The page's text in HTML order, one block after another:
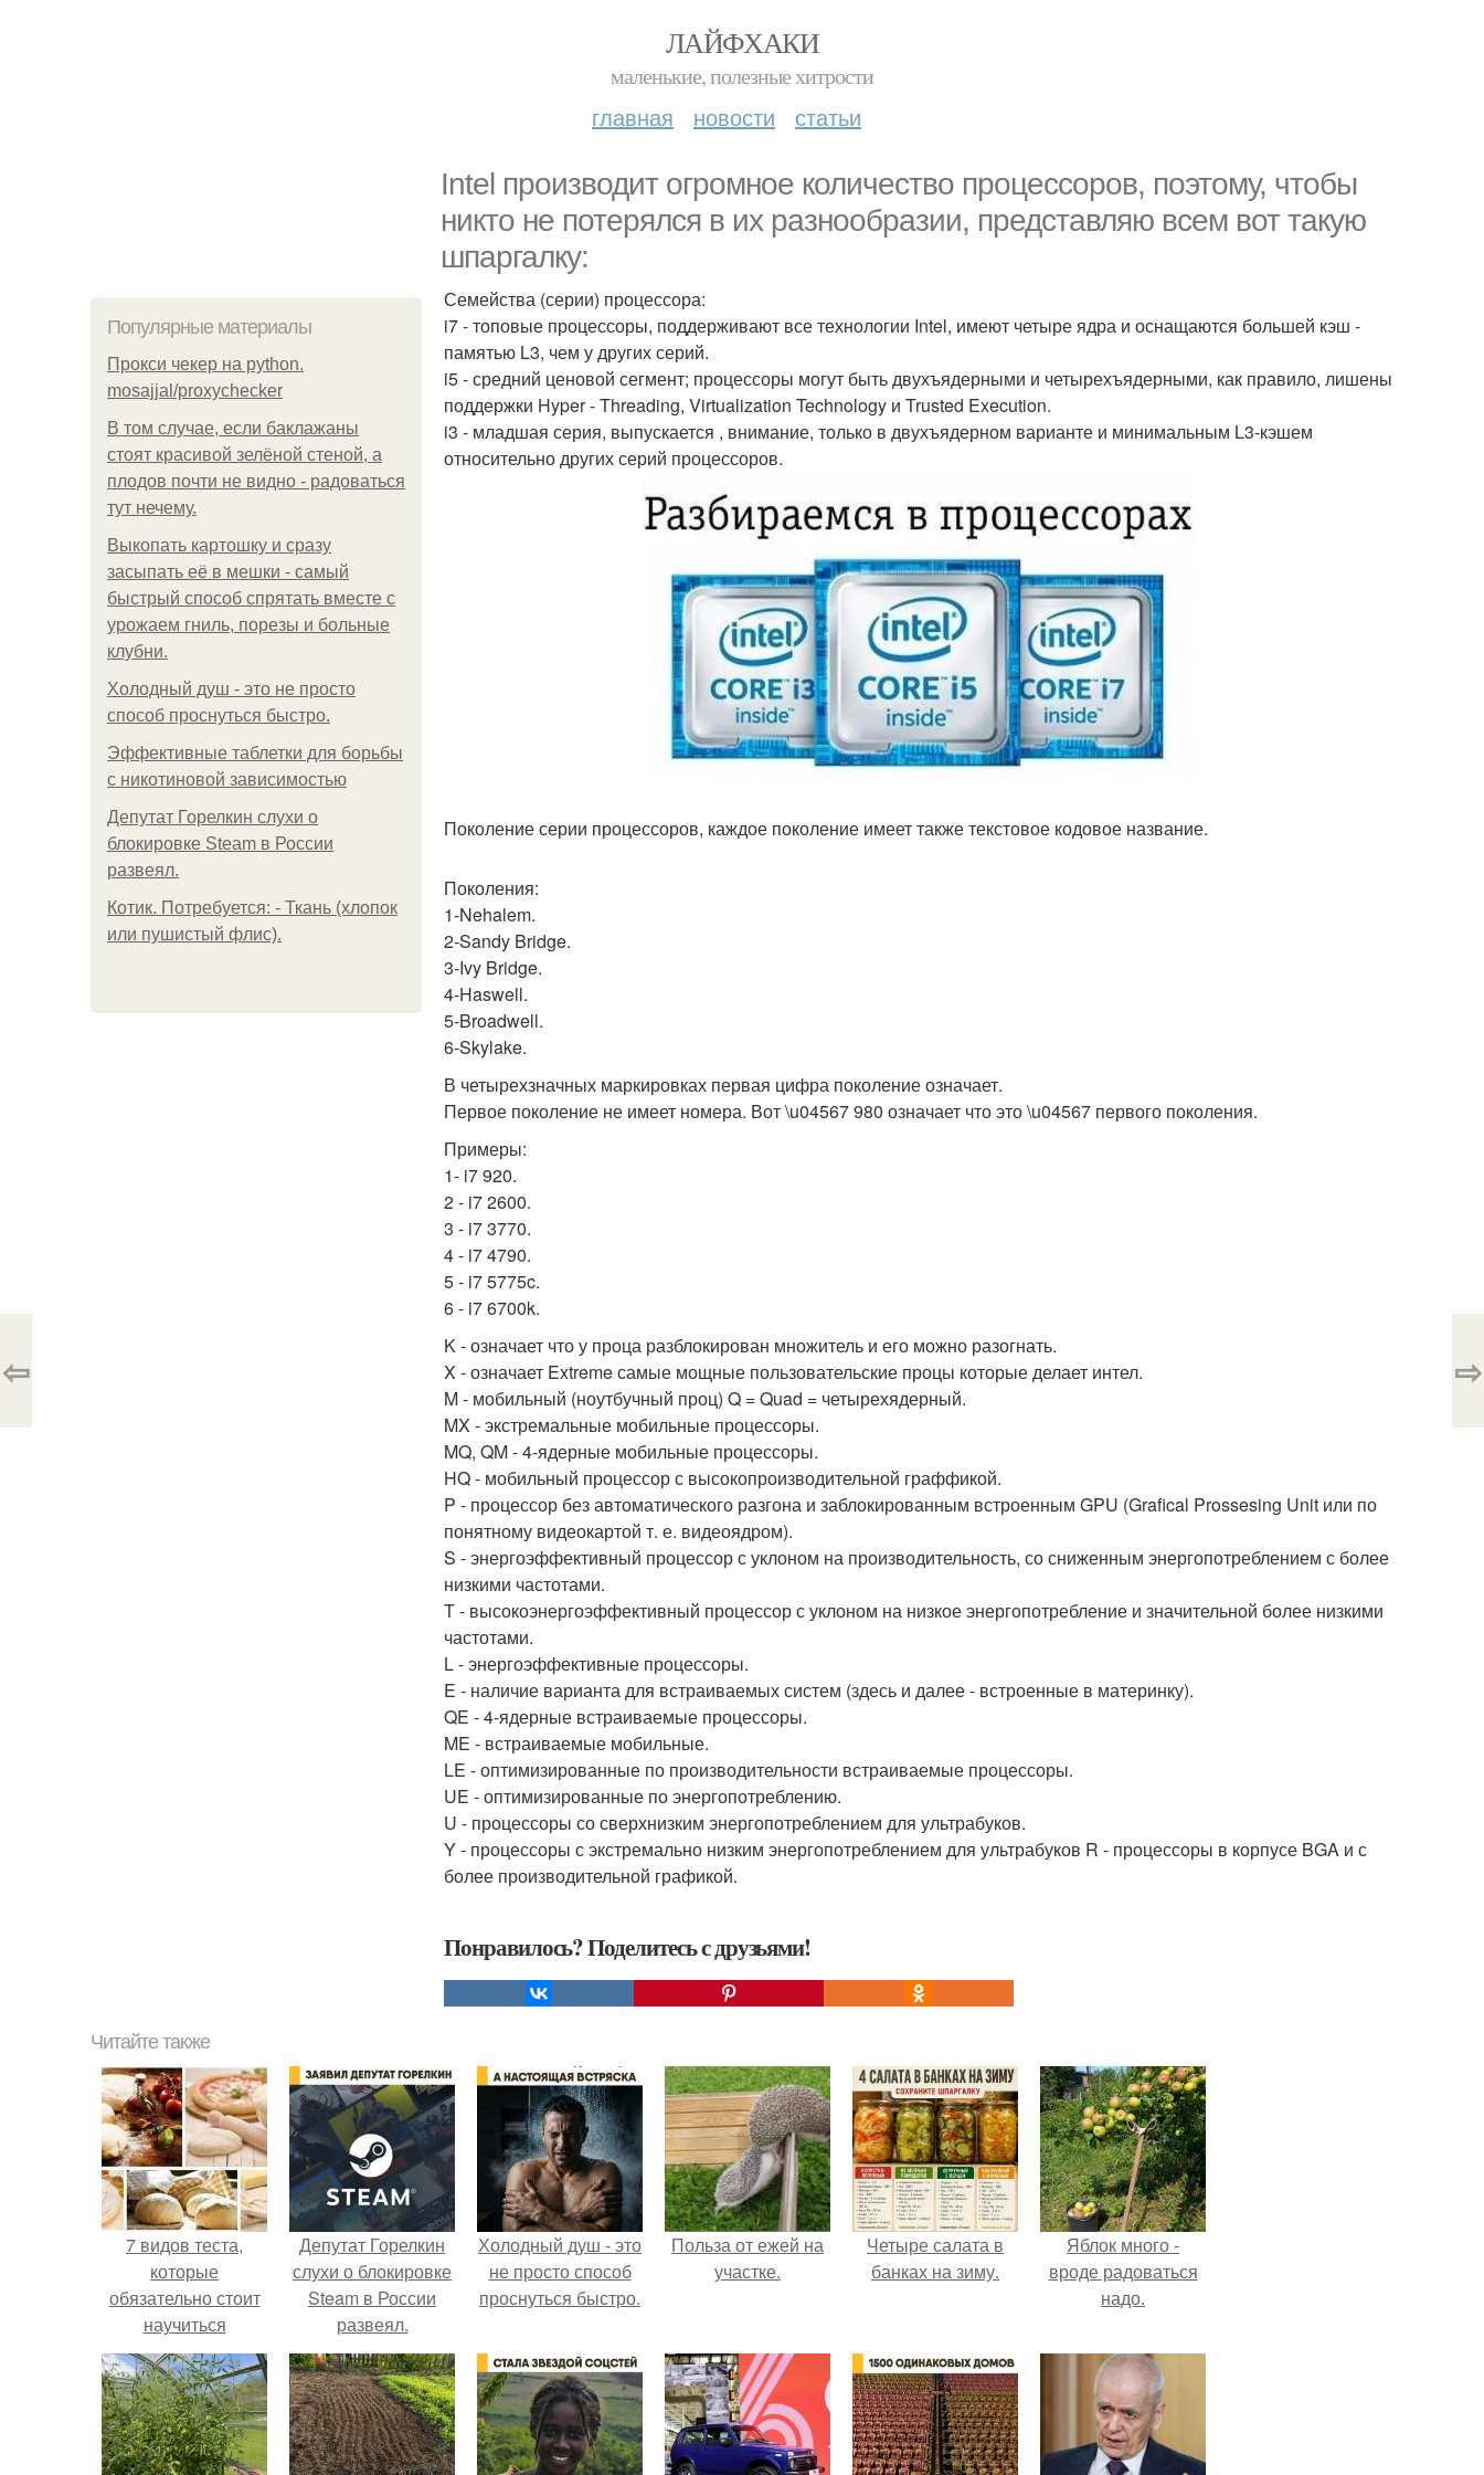
ЛАЙФХАКИ
маленькие, полезные хитрости
главная новости статьи
Intel производит огромное количество процессоров, поэтому, чтобы
никто не потерялся в их разнообразии, представляю всем вот такую
шпаргалку:
Популярные материалы
Прокси чекер на python.
mosajjal/proxychecker
В том случае, если баклажаны
стоят красивой зелёной стеной, а
плодов почти не видно - радоваться
тут нечему.
Выкопать картошку и сразу
засыпать её в мешки - самый
быстрый способ спрятать вместе с
урожаем гниль, порезы и больные
клубни.
Холодный душ - это не просто
способ проснуться быстро.
Эффективные таблетки для борьбы
с никотиновой зависимостью
Депутат Горелкин слухи о
блокировке Steam в России
развеял.
Котик. Потребуется: - Ткань (хлопок
или пушистый флис).
Семейства (серии) процессора:
i7 - топовые процессоры, поддерживают все технологии Intel, имеют четыре ядра и оснащаются большей кэш -
памятью L3, чем у других серий.
i5 - средний ценовой сегмент; процессоры могут быть двухъядерными и четырехъядерными, как правило, лишены
поддержки Hyper - Threading, Virtualization Technology и Trusted Execution.
i3 - младшая серия, выпускается , внимание, только в двухъядерном варианте и минимальным L3-кэшем
относительно других серий процессоров.
Поколение серии процессоров, каждое поколение имеет также текстовое кодовое название.
Поколения:
1-Nehalem.
2-Sandy Bridge.
3-Ivy Bridge.
4-Haswell.
5-Broadwell.
6-Skylake.
В четырехзначных маркировках первая цифра поколение означает.
Первое поколение не имеет номера. Вот \u04567 980 означает что это \u04567 первого поколения.
Примеры:
1- i7 920.
2 - i7 2600.
3 - i7 3770.
4 - i7 4790.
5 - i7 5775c.
6 - i7 6700k.
K - означает что у проца разблокирован множитель и его можно разогнать.
X - означает Extreme самые мощные пользовательские процы которые делает интел.
M - мобильный (ноутбучный проц) Q = Quad = четырехядерный.
MX - экстремальные мобильные процессоры.
MQ, QM - 4-ядерные мобильные процессоры.
HQ - мобильный процессор с высокопроизводительной граффикой.
P - процессор без автоматического разгона и заблокированным встроенным GPU (Grafical Prossesing Unit или по
понятному видеокартой т. е. видеоядром).
S - энергоэффективный процессор с уклоном на производительность, со сниженным энергопотреблением с более
низкими частотами.
T - высокоэнергоэффективный процессор с уклоном на низкое энергопотребление и значительной более низкими
частотами.
L - энергоэффективные процессоры.
E - наличие варианта для встраиваемых систем (здесь и далее - встроенные в материнку).
QE - 4-ядерные встраиваемые процессоры.
ME - встраиваемые мобильные.
LE - оптимизированные по производительности встраиваемые процессоры.
UE - оптимизированные по энергопотреблению.
U - процессоры со сверхнизким энергопотреблением для ультрабуков.
Y - процессоры с экстремально низким энергопотреблением для ультрабуков R - процессоры в корпусе BGA и с
более производительной графикой.
Понравилось? Поделитесь с друзьями!
⇦ ⇨
Читайте также
7 видов теста,
которые
обязательно стоит
научиться
готовить?
Депутат Горелкин
слухи о блокировке
Steam в России
развеял.
Холодный душ - это
не просто способ
проснуться быстро.
Польза от ежей на
участке.
Четыре салата в
банках на зиму.
Яблок много -
вроде радоваться
надо.